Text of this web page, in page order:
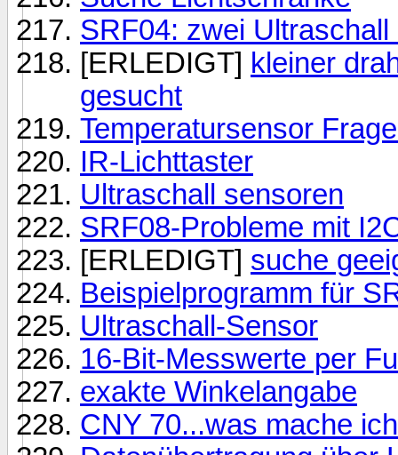
SRF04: zwei Ultraschall
[ERLEDIGT] kleiner
gesucht
Temperatursensor
IR-Lichttaster
Ultraschall sensoren
SRF08-Probleme mit
[ERLEDIGT] suche
Beispielprogramm für
Ultraschall-Sensor
16-Bit-Messwerte per
exakte Winkelangabe
CNY 70...was mache